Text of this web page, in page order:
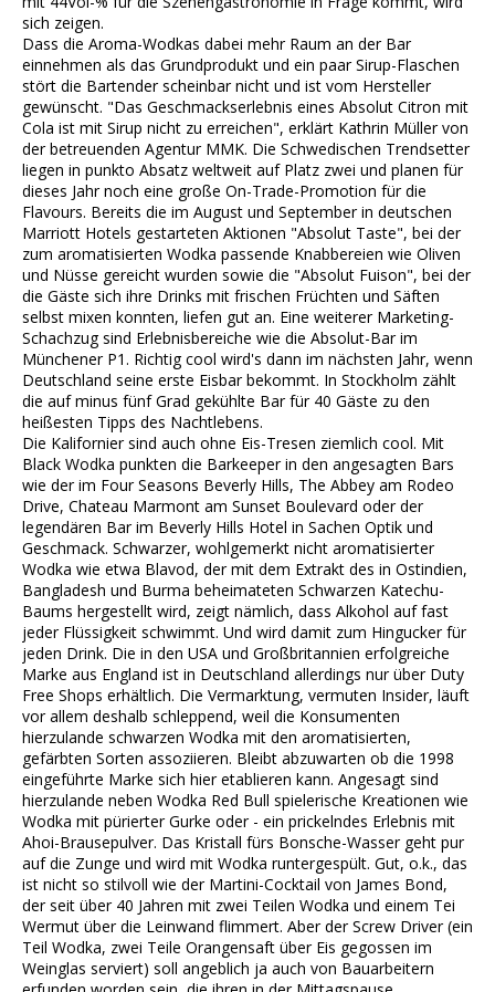
sich zeigen.
Dass die Aroma-Wodkas dabei mehr Raum an der Bar
einnehmen als das Grundprodukt und ein paar Sirup-Flaschen
stört die Bartender scheinbar nicht und ist vom Hersteller
gewünscht. "Das Geschmackserlebnis eines Absolut Citron mit
Cola ist mit Sirup nicht zu erreichen", erklärt Kathrin Müller von
der betreuenden Agentur MMK. Die Schwedischen Trendsetter
liegen in punkto Absatz weltweit auf Platz zwei und planen für
dieses Jahr noch eine große On-Trade-Promotion für die
Flavours. Bereits die im August und September in deutschen
Marriott Hotels gestarteten Aktionen "Absolut Taste", bei der
zum aromatisierten Wodka passende Knabbereien wie Oliven
und Nüsse gereicht wurden sowie die "Absolut Fuison", bei der
die Gäste sich ihre Drinks mit frischen Früchten und Säften
selbst mixen konnten, liefen gut an. Eine weiterer Marketing-
Schachzug sind Erlebnisbereiche wie die Absolut-Bar im
Münchener P1. Richtig cool wird's dann im nächsten Jahr, wenn
Deutschland seine erste Eisbar bekommt. In Stockholm zählt
die auf minus fünf Grad gekühlte Bar für 40 Gäste zu den
heißesten Tipps des Nachtlebens.
Die Kalifornier sind auch ohne Eis-Tresen ziemlich cool. Mit
Black Wodka punkten die Barkeeper in den angesagten Bars
wie der im Four Seasons Beverly Hills, The Abbey am Rodeo
Drive, Chateau Marmont am Sunset Boulevard oder der
legendären Bar im Beverly Hills Hotel in Sachen Optik und
Geschmack. Schwarzer, wohlgemerkt nicht aromatisierter
Wodka wie etwa Blavod, der mit dem Extrakt des in Ostindien,
Bangladesh und Burma beheimateten Schwarzen Katechu-
Baums hergestellt wird, zeigt nämlich, dass Alkohol auf fast
jeder Flüssigkeit schwimmt. Und wird damit zum Hingucker für
jeden Drink. Die in den USA und Großbritannien erfolgreiche
Marke aus England ist in Deutschland allerdings nur über Duty
Free Shops erhältlich. Die Vermarktung, vermuten Insider, läuft
vor allem deshalb schleppend, weil die Konsumenten
hierzulande schwarzen Wodka mit den aromatisierten,
gefärbten Sorten assoziieren. Bleibt abzuwarten ob die 1998
eingeführte Marke sich hier etablieren kann. Angesagt sind
hierzulande neben Wodka Red Bull spielerische Kreationen wie
Wodka mit pürierter Gurke oder - ein prickelndes Erlebnis mit
Ahoi-Brausepulver. Das Kristall fürs Bonsche-Wasser geht pur
auf die Zunge und wird mit Wodka runtergespült. Gut, o.k., das
ist nicht so stilvoll wie der Martini-Cocktail von James Bond,
der seit über 40 Jahren mit zwei Teilen Wodka und einem Tei
Wermut über die Leinwand flimmert. Aber der Screw Driver (ein
Teil Wodka, zwei Teile Orangensaft über Eis gegossen im
Weinglas serviert) soll angeblich ja auch von Bauarbeitern